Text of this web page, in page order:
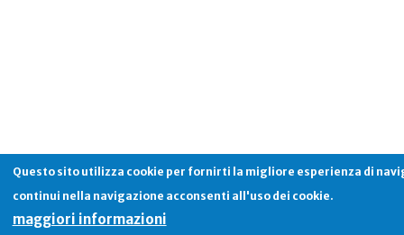
Questo sito utilizza cookie per fornirti la migliore esperienza di
continui nella navigazione acconsenti all'uso dei cookie.
maggiori informazioni